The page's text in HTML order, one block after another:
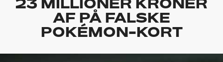
AF PÅ FALSKE
POKÉMON-KORT